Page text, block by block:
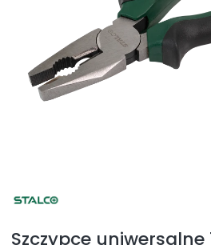
Szczypce uniwersalne